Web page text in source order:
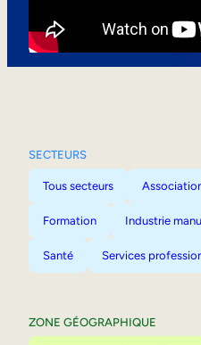
SECTEURS
Tous secteurs
Formation Industrie
Santé Services
ZONE GÉOGRAPHIQUE